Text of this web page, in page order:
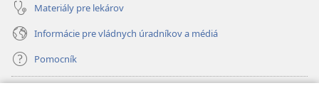
Materiály pre lekárov
Informácie pre vládnych úradníkov a médiá
Pomocník